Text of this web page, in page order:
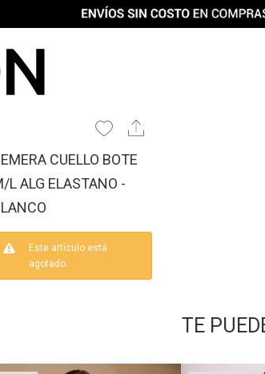
CUELLO BOTE
L ALG ELASTANO -
Este artículo está
agotado.
TE